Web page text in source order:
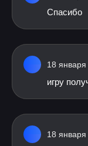
Спасибо
18
игру
18